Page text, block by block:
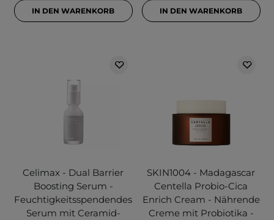
IN DEN WARENKORB IN DEN WARENKORB
Celimax - Dual Barrier
Boosting Serum -
Feuchtigkeitsspendendes
Serum mit Ceramid-
SKIN1004 - Madagascar
Centella Probio-Cica
Enrich Cream - Nährende
Creme mit Probiotika -